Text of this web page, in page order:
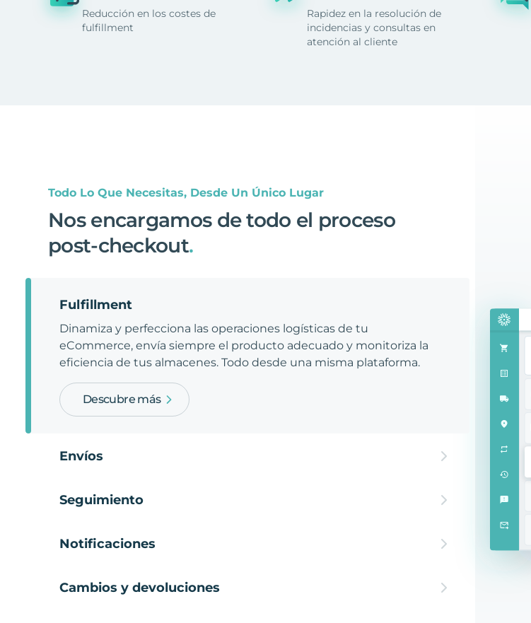
Reducción en los costes de
fulfillment
Rapidez en la resolución de
incidencias y consultas en
atención al cliente
Todo Lo Que Necesitas, Desde Un Único Lugar
Nos encargamos de todo el proceso
post-checkout.
Fulfillment
Dinamiza y perfecciona las operaciones logísticas de tu
eCommerce, envía siempre el producto adecuado y monitoriza la
eficiencia de tus almacenes. Todo desde una misma plataforma.
Descubre más
Envíos
Seguimiento
Notificaciones
Cambios y devoluciones